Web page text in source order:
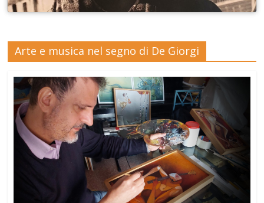
Arte e musica nel segno di De Giorgi